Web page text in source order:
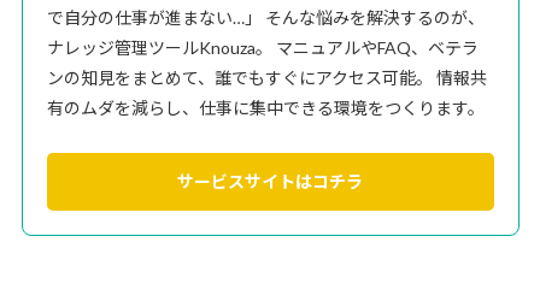
で自分の仕事が進まない…」 そんな悩みを解決するのが、
ナレッジ管理ツールKnouza。 マニュアルやFAQ、ベテラ
ンの知見をまとめて、誰でもすぐにアクセス可能。 情報共
有のムダを減らし、仕事に集中できる環境をつくります。
サービスサイトはコチラ